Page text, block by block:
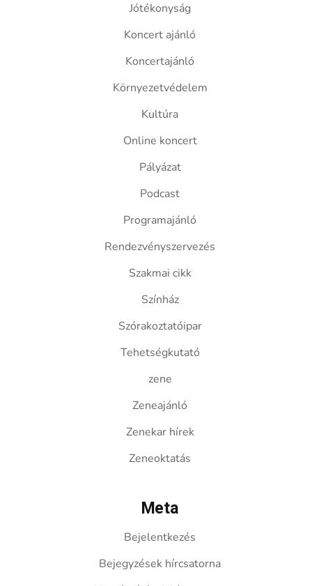
Jótékonyság
Koncert ajánló
Koncertajánló
Környezetvédelem
Kultúra
Online koncert
Pályázat
Podcast
Programajánló
Rendezvényszervezés
Szakmai cikk
Színház
Szórakoztatóipar
Tehetségkutató
zene
Zeneajánló
Zenekar hírek
Zeneoktatás
Meta
Bejelentkezés
Bejegyzések hírcsatorna